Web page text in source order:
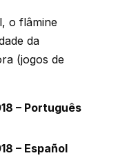
o flâmine
da
(jogos de
– Português
– Español